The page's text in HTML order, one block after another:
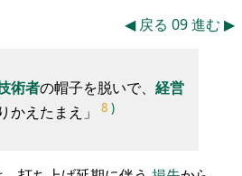
◀ 戻る 09進む ▶
術者の帽子を脱いで、 経営
かえたまえ」 8 )